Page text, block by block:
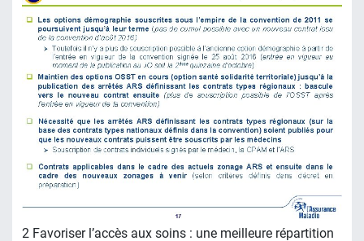
2 Favoriser l’accès aux soins : une meilleure répartition